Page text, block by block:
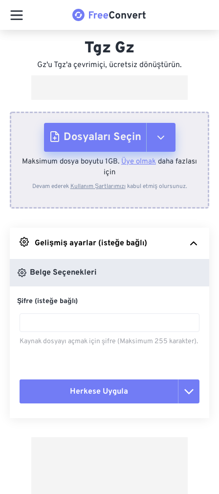
Tgz Gz
Gz'u Tgz'a çevrimiçi, ücretsiz dönüştürün.
Dosyaları Seçin
Cihazdan
Google Drive'dan
OneDrive'dan
Url'den
Maksimum dosya boyutu 1GB. Üye olmak daha fazlası
için
Devam ederek Kullanım Şartlarımızı kabul etmiş olursunuz.
Gelişmiş ayarlar (isteğe bağlı)
Belge Seçenekleri
Şifre (isteğe bağlı)
Kaynak dosyayı açmak için şifre (Maksimum 255 karakter).
Herkese Uygula